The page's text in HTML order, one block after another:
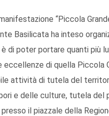
“Piccola
Basilicata ha inteso
di poter portare quanti più
di quella Piccola
attività di tutela del
e delle culture, tutela del
il piazzale della